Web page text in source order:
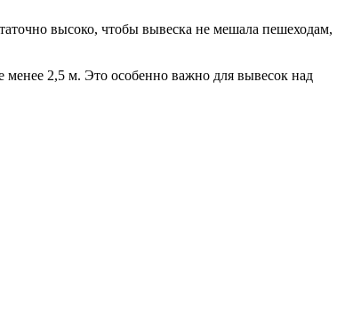
высоко, чтобы вывеска не мешала пешеходам,
2,5 м. Это особенно важно для вывесок над